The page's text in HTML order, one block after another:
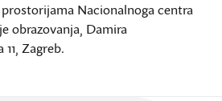
Nacionalnoga centra
obrazovanja, Damira
Zagreb.